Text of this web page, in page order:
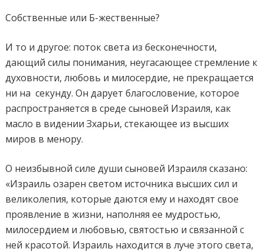
Собственные или Б-жественные?
И то и другое: поток света из бесконечности,
дающий силы понимания, неугасающее стремление к
духовности, любовь и милосердие, не прекращается
ни на секунду. Он дарует благословение, которое
распространяется в среде сыновей Израиля, как
масло в видении Зхарьи, стекающее из высших
миров в менору.
О неизбывной силе души сыновей Израиля сказано:
«Израиль озарен светом источника высших сил и
великолепия, которые даются ему и находят свое
проявление в жизни, наполняя ее мудростью,
милосердием и любовью, святостью и связанной с
ней красотой. Израиль находится в луче этого света,